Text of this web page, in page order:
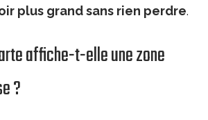
plus grand sans rien perdre.
affiche-t-elle une zone
?